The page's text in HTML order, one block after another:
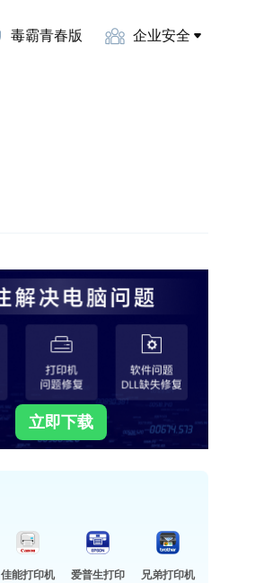
毒霸青春版 企业安全
立即下载
佳能打印机
爱普生打印
兄弟打印机